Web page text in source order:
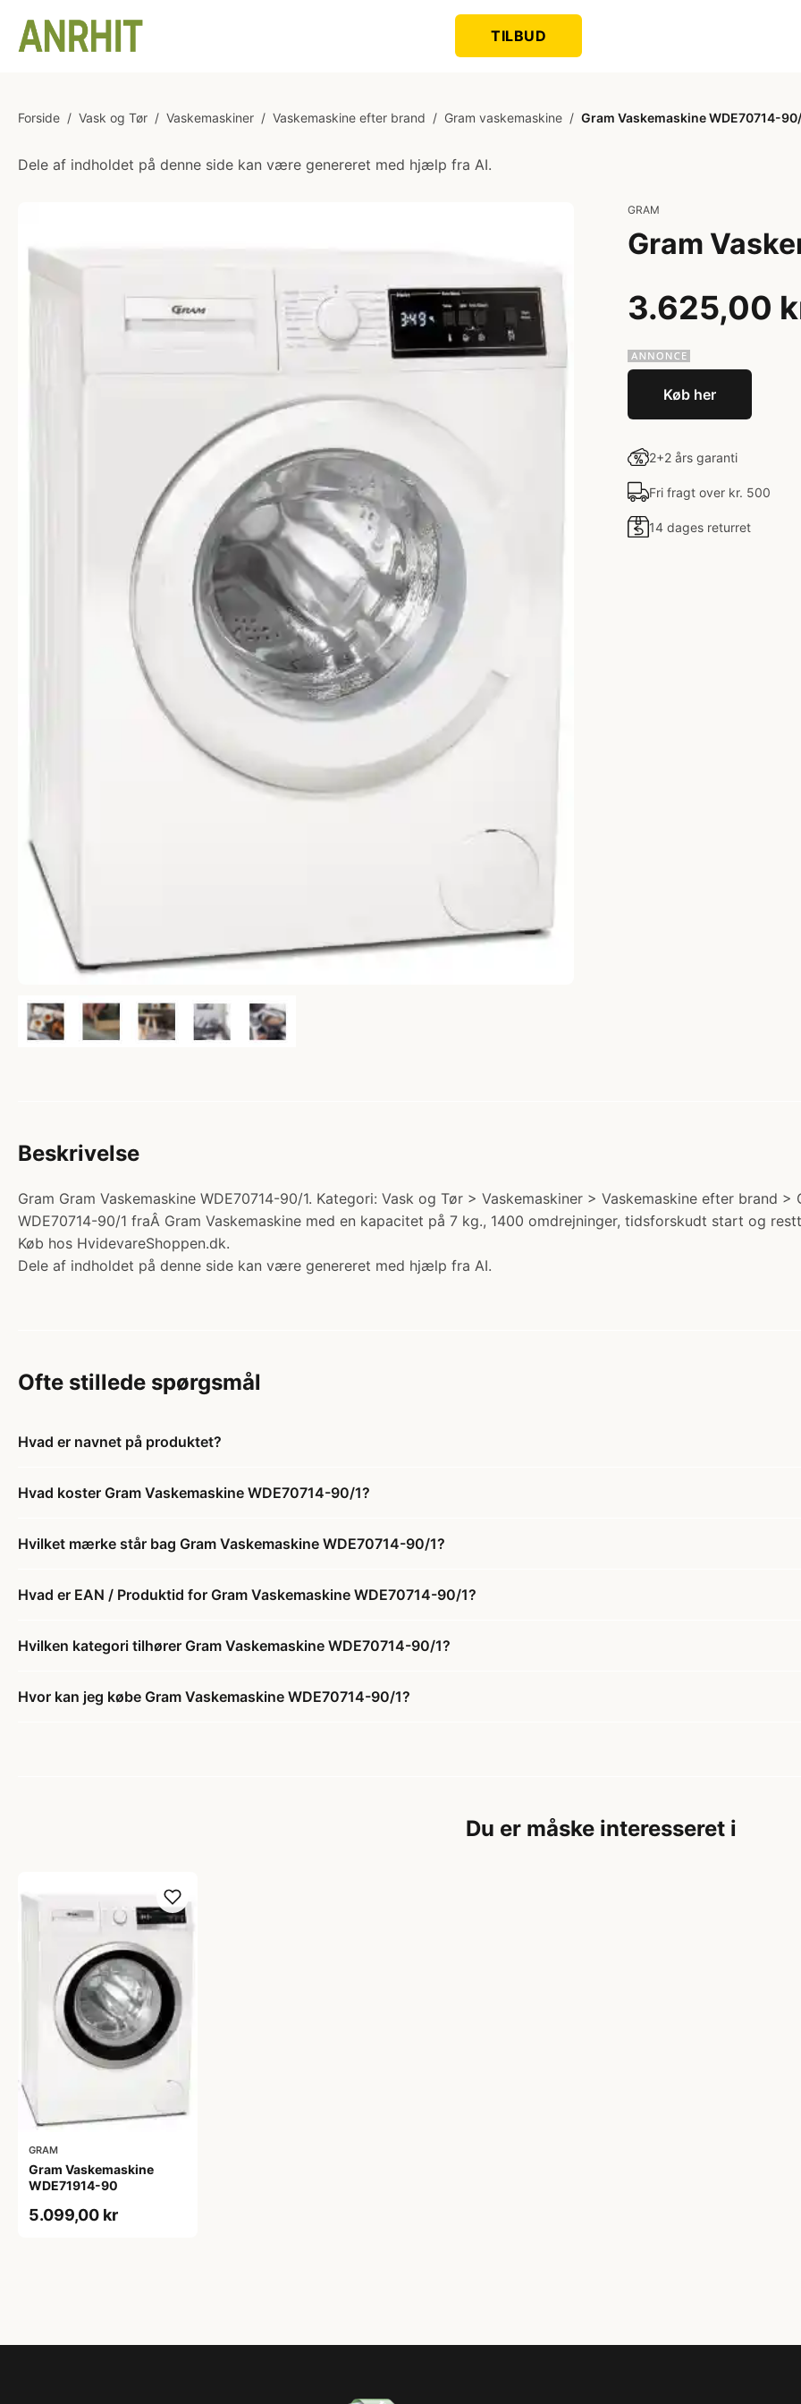
TILBUD
Forside / Vask og Tør / Vaskemaskiner / Vaskemaskine efter brand / Gram vaskemaskine / Gram Vaskemaskine WDE70714-
Dele af indholdet på denne side kan være genereret med hjælp fra AI.
GRAM
Gram
3.625,00
Køb her
2+2 års garanti
Fri fragt over kr. 500
14 dages returret
Beskrivelse
Gram Gram Vaskemaskine WDE70714-90/1. Kategori: Vask og Tør > Vaskemaskiner > Vaskemaskine efter brand
WDE70714-90/1 fraÂ Gram Vaskemaskine med en kapacitet på 7 kg., 1400 omdrejninger, tidsforskudt start og
Køb hos HvidevareShoppen.dk.
Dele af indholdet på denne side kan være genereret med hjælp fra AI.
Ofte stillede spørgsmål
Hvad er navnet på produktet?
Hvad koster Gram Vaskemaskine WDE70714-90/1?
Hvilket mærke står bag Gram Vaskemaskine WDE70714-90/1?
Hvad er EAN / Produktid for Gram Vaskemaskine WDE70714-90/1?
Hvilken kategori tilhører Gram Vaskemaskine WDE70714-90/1?
Hvor kan jeg købe Gram Vaskemaskine WDE70714-90/1?
Du er måske interesseret i
GRAM
Gram Vaskemaskine
WDE71914-90
5.099,00 kr